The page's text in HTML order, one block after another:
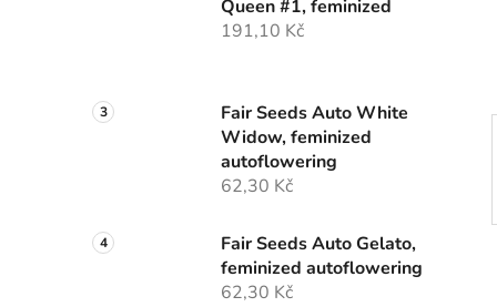
n
e
Queen #1, feminized
191,10 Kč
Fair Seeds Auto White
Widow, feminized
autoflowering
62,30 Kč
Fair Seeds Auto Gelato,
feminized autoflowering
62,30 Kč